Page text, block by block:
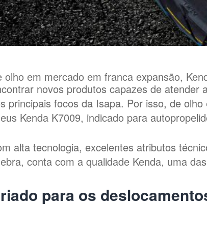
olho em mercado em franca expansão,
novos produtos capazes de atender
principais focos da Isapa. Por isso, de
Kenda K7009, indicado para
alta tecnologia, excelentes atributos
conta com a qualidade Kenda, uma
para os